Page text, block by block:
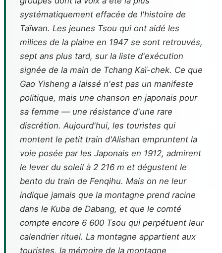
systématiquement effacée de l'histoire de
Taïwan. Les jeunes Tsou qui ont aidé les
milices de la plaine en 1947 se sont retrouvés,
sept ans plus tard, sur la liste d'exécution
signée de la main de Tchang Kaï-chek. Ce que
Gao Yisheng a laissé n'est pas un manifeste
politique, mais une chanson en japonais pour
sa femme — une résistance d'une rare
discrétion. Aujourd'hui, les touristes qui
montent le petit train d'Alishan empruntent la
voie posée par les Japonais en 1912, admirent
le lever du soleil à 2 216 m et dégustent le
bento du train de Fenqihu. Mais on ne leur
indique jamais que la montagne prend racine
dans le Kuba de Dabang, et que le comté
compte encore 6 600 Tsou qui perpétuent leur
calendrier rituel. La montagne appartient aux
touristes, la mémoire de la montagne